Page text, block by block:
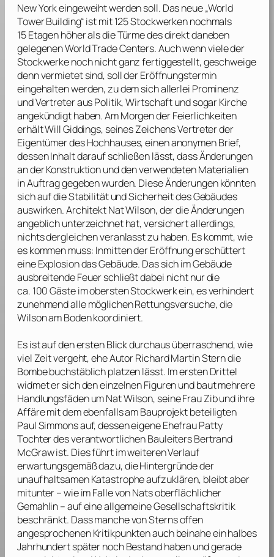
New York eingeweiht werden soll. Das neue „World
Tower Building“ ist mit 125 Stockwerken nochmals
15 Etagen höher als die Türme des direkt daneben
gelegenenWorld Trade Centers. Auch wenn viele der
Stockwerke noch nicht ganz fertiggestellt, geschweige
denn vermietet sind, soll der Eröffnungstermin
eingehalten werden, zu dem sich allerlei Prominenz
und Vertreter aus Politik, Wirtschaft und sogar Kirche
angekündigt haben. Am Morgen der Feierlichkeiten
erhält Will Giddings, seines Zeichens Vertreter der
Eigentümer des Hochhauses, einen anonymen Brief,
dessen Inhalt darauf schließen lässt, dass Änderungen
an der Konstruktion und den verwendeten Materialien
in Auftrag gegeben wurden. Diese Änderungen könnten
sich auf die Stabilität und Sicherheit des Gebäudes
auswirken. Architekt Nat Wilson, der die Änderungen
angeblich unterzeichnet hat, versichert allerdings,
nichts dergleichen veranlasst zu haben. Es kommt, wie
es kommen muss: Inmitten der Eröffnung erschüttert
eine Explosion das Gebäude. Das sich im Gebäude
ausbreitende Feuer schließt dabei nicht nur die
ca. 100 Gäste im obersten Stockwerk ein, es verhindert
zunehmend alle möglichen Rettungsversuche, die
Wilson am Boden koordiniert.
Es ist auf den ersten Blick durchaus überraschend, wie
viel Zeit vergeht, ehe AutorRichard Martin Sterndie
Bombe buchstäblich platzen lässt. Im ersten Drittel
widmet er sich den einzelnen Figuren und baut mehrere
Handlungsfäden um Nat Wilson, seine Frau Zib und ihre
Affäre mit dem ebenfalls am Bauprojekt beteiligten
Paul Simmons auf, dessen eigene Ehefrau Patty
Tochter des verantwortlichen Bauleiters Bertrand
McGraw ist. Dies führt im weiteren Verlauf
erwartungsgemäß dazu, die Hintergründe der
unaufhaltsamen Katastrophe aufzuklären, bleibt aber
mitunter – wie im Falle von Nats oberflächlicher
Gemahlin – auf eine allgemeine Gesellschaftskritik
beschränkt. Dass manche vonSternsoffen
angesprochenen Kritikpunkten auch beinahe ein halbes
Jahrhundert später noch Bestand haben und gerade